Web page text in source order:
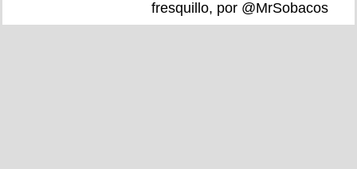
fresquillo, por @MrSobacos